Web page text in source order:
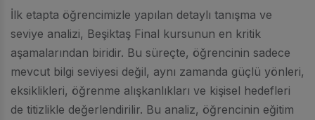
İlk etapta öğrencimizle yapılan detaylı tanışma ve
seviye analizi, Beşiktaş Final kursunun en kritik
aşamalarından biridir. Bu süreçte, öğrencinin sadece
mevcut bilgi seviyesi değil, aynı zamanda güçlü yönleri,
eksiklikleri, öğrenme alışkanlıkları ve kişisel hedefleri
de titizlikle değerlendirilir. Bu analiz, öğrencinin eğitim